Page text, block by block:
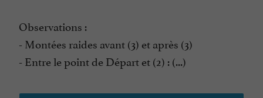
Observations :
- Montées raides avant (3) et après (3)
- Entre le point de Départ et (2) : (...)